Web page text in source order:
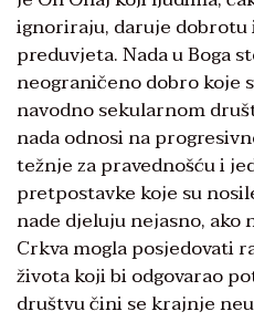
ignoriraju, daruje
preduvjeta. Nada u Boga
neograničeno dobro koje
navodno sekularnom
nada odnosi na
težnje za pravednošću i
pretpostavke koje su
nade djeluju nejasno,
Crkva mogla posjedovati
života koji bi odgovarao
društvu čini se krajnje